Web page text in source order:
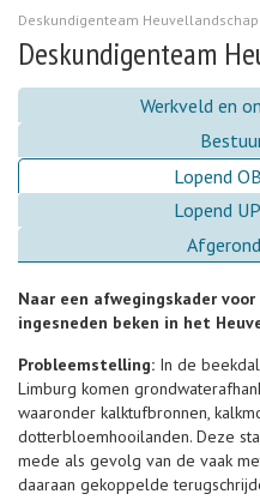
Deskundigenteam Heuvellandschap
Deskundigenteam
Werkveld en
Lopend
Lopend
Naar een afwegingskader
ingesneden beken in het
Probleemstelling: In de
Limburg komen
waaronder kalktufbronnen,
dotterbloemhooilanden. Deze
mede als gevolg van de vaak
daaraan gekoppelde